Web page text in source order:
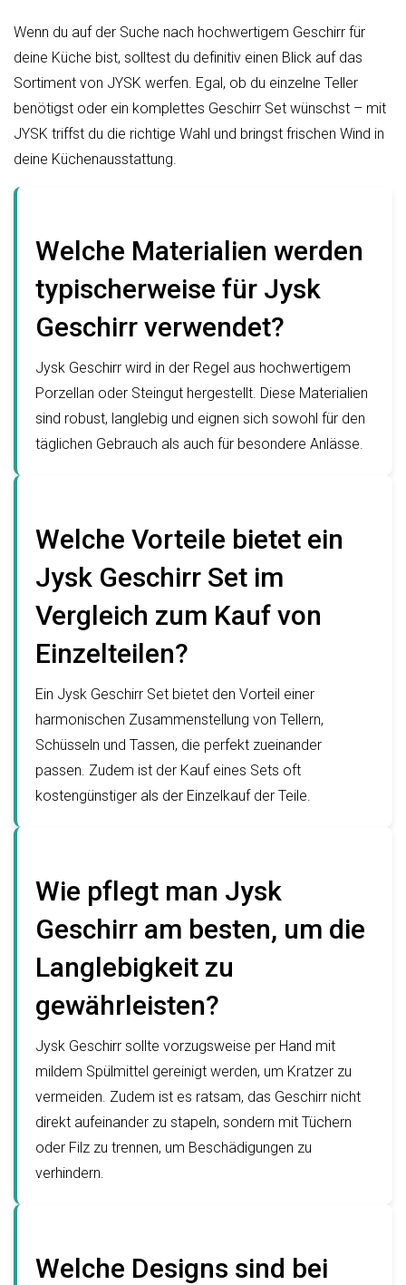
Wenn du auf der Suche nach hochwertigem Geschirr für
deine Küche bist, solltest du definitiv einen Blick auf das
Sortiment von JYSK werfen. Egal, ob du einzelne Teller
benötigst oder ein komplettes Geschirr Set wünschst – mit
JYSK triffst du die richtige Wahl und bringst frischen Wind in
deine Küchenausstattung.
Welche Materialien werden
typischerweise für Jysk
Geschirr verwendet?
Jysk Geschirr wird in der Regel aus hochwertigem
Porzellan oder Steingut hergestellt. Diese Materialien
sind robust, langlebig und eignen sich sowohl für den
täglichen Gebrauch als auch für besondere Anlässe.
Welche Vorteile bietet ein
Jysk Geschirr Set im
Vergleich zum Kauf von
Einzelteilen?
Ein Jysk Geschirr Set bietet den Vorteil einer
harmonischen Zusammenstellung von Tellern,
Schüsseln und Tassen, die perfekt zueinander
passen. Zudem ist der Kauf eines Sets oft
kostengünstiger als der Einzelkauf der Teile.
Wie pflegt man Jysk
Geschirr am besten, um die
Langlebigkeit zu
gewährleisten?
Jysk Geschirr sollte vorzugsweise per Hand mit
mildem Spülmittel gereinigt werden, um Kratzer zu
vermeiden. Zudem ist es ratsam, das Geschirr nicht
direkt aufeinander zu stapeln, sondern mit Tüchern
oder Filz zu trennen, um Beschädigungen zu
verhindern.
Welche Designs sind bei